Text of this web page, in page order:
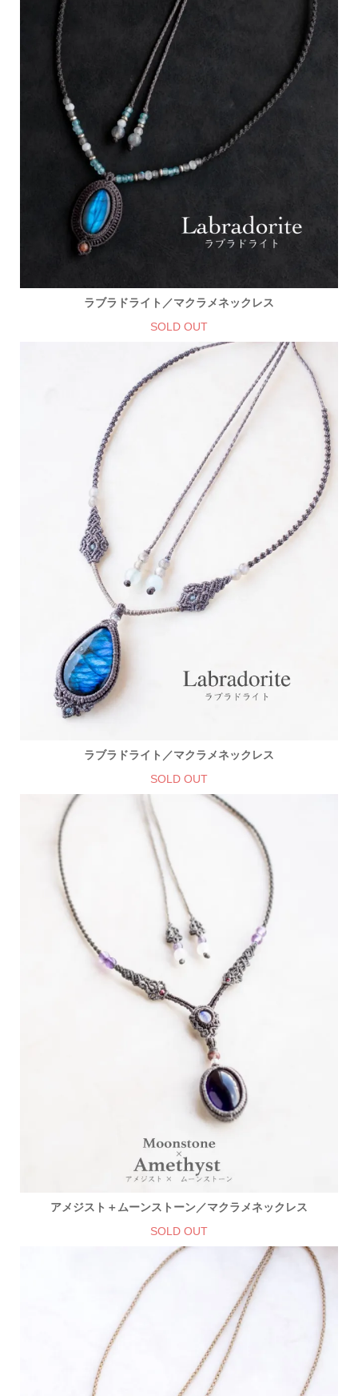
ラブラドライト／マクラメネックレス
SOLD OUT
ラブラドライト／マクラメネックレス
SOLD OUT
アメジスト＋ムーンストーン／マクラメネックレス
SOLD OUT